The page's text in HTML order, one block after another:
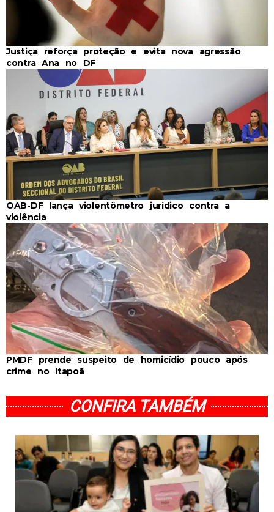
Justiça reforça proteção e evita nova agressão
contra Ana no DF
OAB-DF lança violentômetro jurídico contra a
violência
PMDF prende suspeito de homicídio pouco após
crime no Itapoã
CONFIRA TAMBÉM